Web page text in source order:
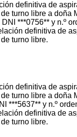
definitiva de
turno libre a doña
***0756** y n.º
definitiva de
turno libre.
definitiva de
turno libre a doña
***5637** y n.º
definitiva de
turno libre.